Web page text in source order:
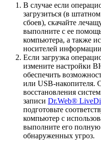
В случае если
загрузиться (в
сбоев), скачайте
выполните с ее
компьютера, а также
носителей
Если загрузка
измените настройки
обеспечить
или USB-накопителя.
восстановления
записи Dr.Web®
подготовьте
компьютер с
выполните его
обнаруженных угроз.